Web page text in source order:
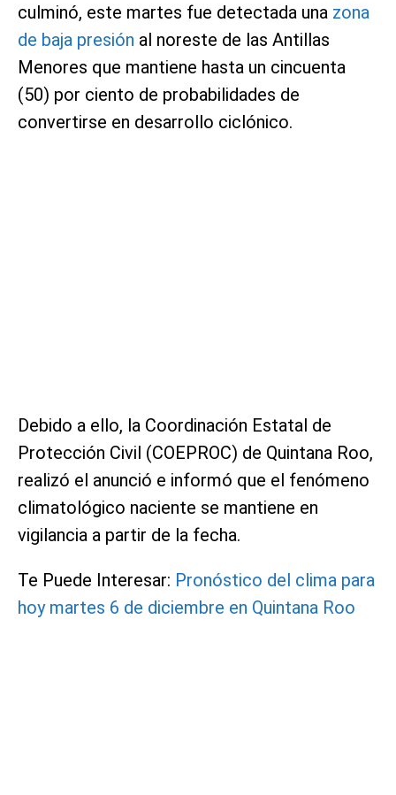
culminó, este martes fue detectada una zona
de baja presión al noreste de las Antillas
Menores que mantiene hasta un cincuenta
(50) por ciento de probabilidades de
convertirse en desarrollo ciclónico.
Debido a ello, la Coordinación Estatal de
Protección Civil (COEPROC) de Quintana Roo,
realizó el anunció e informó que el fenómeno
climatológico naciente se mantiene en
vigilancia a partir de la fecha.
Te Puede Interesar: Pronóstico del clima para
hoy martes 6 de diciembre en Quintana Roo